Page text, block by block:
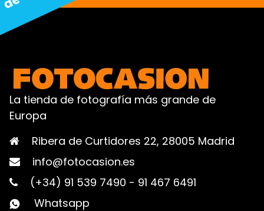
La tienda de fotografía más grande de
Europa
Ribera de Curtidores 22, 28005 Madrid
info@fotocasion.es
(+34) 91 539 7490 - 91 467 6491
Whatsapp